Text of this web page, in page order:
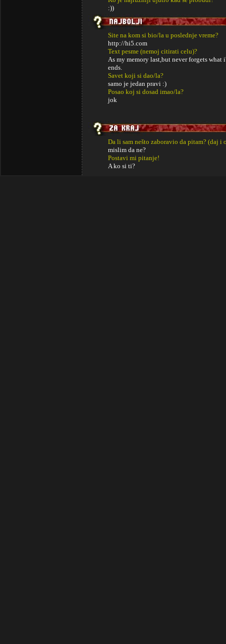
:))
Site na kom si bio/la u poslednje vreme?
http://hi5.com
Text pesme (nemoj citirati celu)?
As my memory last,but never forgets what
ends.
Savet koji si dao/la?
samo je jedan pravi :)
Posao koj si dosad imao/la?
jok
Da li sam nešto zaboravio da pitam? (daj i
mislim da ne?
Postavi mi pitanje!
A ko si ti?